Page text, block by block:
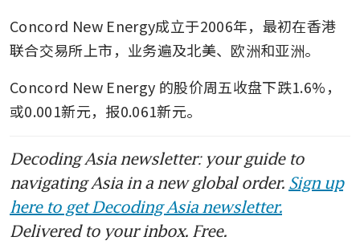
Concord New Energy成立于2006年，最初在香港
联合交易所上市，业务遍及北美、欧洲和亚洲。
Concord New Energy 的股价周五收盘下跌1.6%，
或0.001新元，报0.061新元。
Decoding Asia newsletter: your guide to
navigating Asia in a new global order. Sign up
here to get Decoding Asia newsletter.
Delivered to your inbox. Free.